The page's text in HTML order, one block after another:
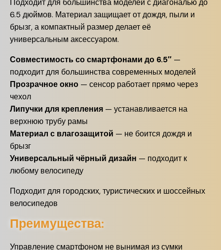
Подходит для большинства моделей с диагональю до
6.5 дюймов. Материал защищает от дождя, пыли и
брызг, а компактный размер делает её
универсальным аксессуаром.
Совместимость со смартфонами до 6.5″ —
подходит для большинства современных моделей
Прозрачное окно — сенсор работает прямо через
чехол
Липучки для крепления — устанавливается на
верхнюю трубу рамы
Материал с влагозащитой — не боится дождя и
брызг
Универсальный чёрный дизайн — подходит к
любому велосипеду
Подходит для городских, туристических и шоссейных
велосипедов
Преимущества:
Управление смартфоном не вынимая из сумки